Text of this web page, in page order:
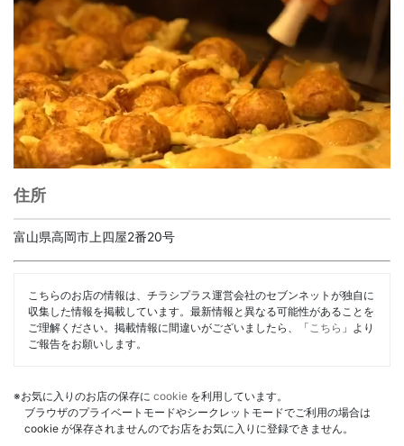
住所
富山県高岡市上四屋2番20号
こちらのお店の情報は、チラシプラス運営会社のセブンネットが独自に
収集した情報を掲載しています。最新情報と異なる可能性があることを
ご理解ください。掲載情報に間違いがございましたら、「 こちら 」より
ご報告をお願いします。
※お気に入りのお店の保存に cookie を利用しています。
ブラウザのプライベートモードやシークレットモードでご利用の場合は
cookie が保存されませんのでお店をお気に入りに登録できません。